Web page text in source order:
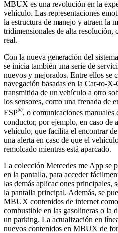
MBUX es una revolución en la
vehículo. Las representaciones
la estructura de manejo y atraen la
tridimensionales de alta resolución,
real.
Con la nueva generación del
se inicia también una serie de
nuevos y mejorados. Entre ellos se
navegación basadas en la Car-to-
transmitida de un vehículo a otro
los sensores, como una frenada de
ESP®, o comunicaciones manuales
conductor, por ejemplo, en caso de
vehículo, que facilita el encontrar
una alerta en caso de que el
remolcado mientras está aparcado.
La colección Mercedes me App se
en la pantalla, para acceder
las demás aplicaciones principales,
la pantalla principal. Además, se
MBUX contenidos de internet
combustible en las gasolineras o la
un parking. La actualización en
nuevos contenidos en MBUX de